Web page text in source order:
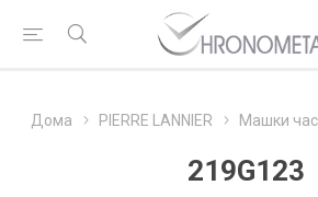
Дома PIERRE LANNIER Машки
219G123